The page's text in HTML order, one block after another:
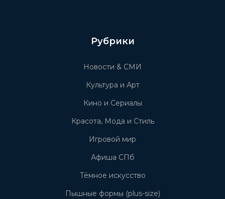
Рубрики
Новости & СМИ
Культура и Арт
Кино и Сериалы
Красота, Мода и Стиль
Игровой мир
Афиша СПб
Тёмное искусство
Пышные формы (plus-size)